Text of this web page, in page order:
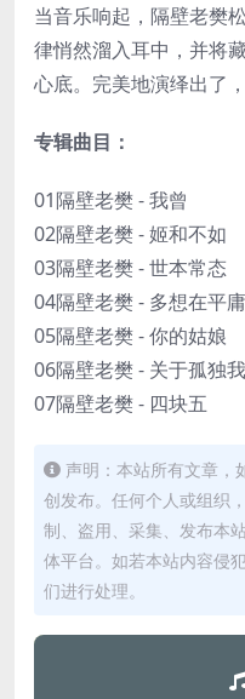
当音乐响起，隔壁老樊
律悄然溜入耳中，并将
心底。完美地演绎出了
专辑曲目：
01隔壁老樊 - 我曾
02隔壁老樊 - 姬和不如
03隔壁老樊 - 世本常态
04隔壁老樊 - 多想在平
05隔壁老樊 - 你的姑娘
06隔壁老樊 - 关于孤独
07隔壁老樊 - 四块五
声明：本站所有文章，
创发布。任何个人或组织
制、盗用、采集、发布本
体平台。如若本站内容侵
们进行处理。